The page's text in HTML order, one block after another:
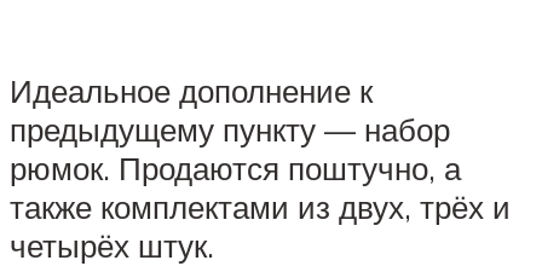
Идеальное дополнение к
предыдущему пункту — набор
рюмок. Продаются поштучно, а
также комплектами из двух, трёх и
четырёх штук.